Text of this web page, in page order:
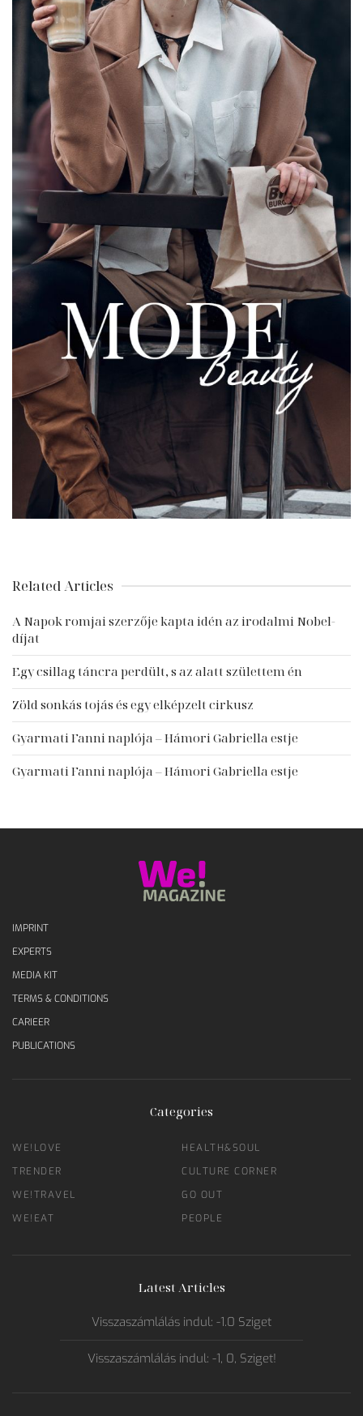
Related Articles
A Napok romjai szerzője kapta idén az irodalmi Nobel-
díjat
Egy csillag táncra perdült, s az alatt születtem én
Zöld sonkás tojás és egy elképzelt cirkusz
Gyarmati Fanni naplója – Hámori Gabriella estje
Gyarmati Fanni naplója – Hámori Gabriella estje
IMPRINT
EXPERTS
MEDIA KIT
TERMS & CONDITIONS
CARIEER
PUBLICATIONS
Categories
WE!LOVE
TRENDER
WE!TRAVEL
WE!EAT
HEALTH&SOUL
CULTURE CORNER
GO OUT
PEOPLE
Latest Articles
Visszaszámlálás indul: -1.0 Sziget
Visszaszámlálás indul: -1, 0, Sziget!